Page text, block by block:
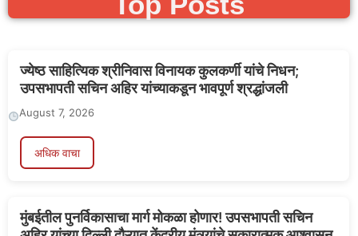
ज्येष्ठ साहित्यिक श्रीनिवास विनायक कुलकर्णी यांचे निधन;
उपसभापती सचिन अहिर यांच्याकडून भावपूर्ण श्रद्धांजली
August 7, 2026
अधिक वाचा
मुंबईतील पुनर्विकासाचा मार्ग मोकळा होणार! उपसभापती सचिन